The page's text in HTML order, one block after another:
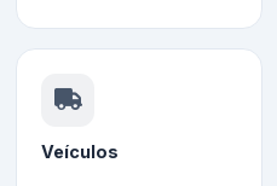
Veículos